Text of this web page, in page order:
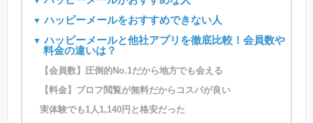
ハッピーメールをおすすめできない人
ハッピーメールと他社アプリを徹底比較！会員数や
料金の違いは？
【会員数】圧倒的No.1だから地方でも会える
【料金】プロフ閲覧が無料だからコスパが良い
実体験でも1人1,140円と格安だった